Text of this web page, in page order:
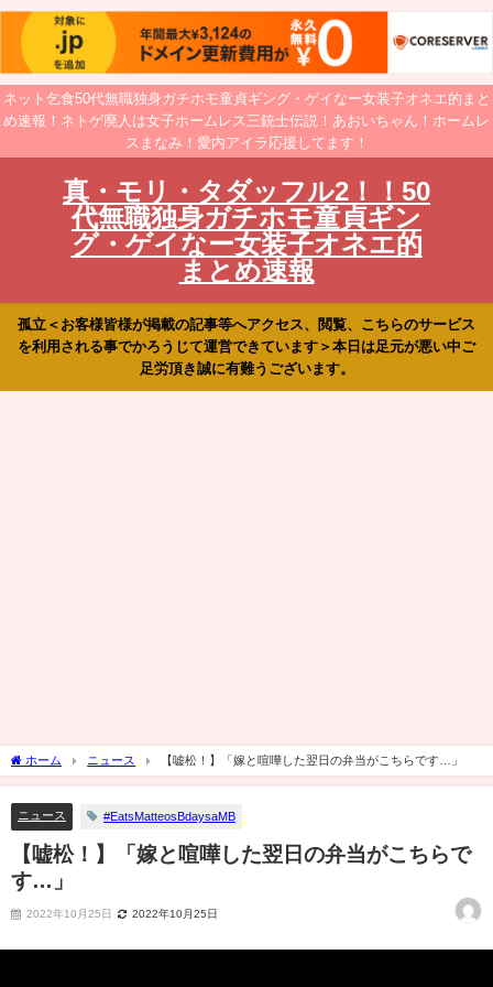
ネット乞食50代無職独身ガチホモ童貞ギング・ゲイなー女装子オネエ的まと
め速報！ネトゲ廃人は女子ホームレス三銃士伝説！あおいちゃん！ホームレ
スまなみ！愛内アイラ応援してます！
真・モリ・タダッフル2！！50
代無職独身ガチホモ童貞ギン
グ・ゲイなー女装子オネエ的
まとめ速報
孤立＜お客様皆様が掲載の記事等へアクセス、閲覧、こちらのサービス
を利用される事でかろうじて運営できています＞本日は足元が悪い中ご
足労頂き誠に有難うございます。
ホーム ニュース 【嘘松！】「嫁と喧嘩した翌日の弁当がこちらです…」
ニュース #EatsMatteosBdaysaMB
【嘘松！】「嫁と喧嘩した翌日の弁当がこちらで
す…」
2022年10月25日 2022年10月25日